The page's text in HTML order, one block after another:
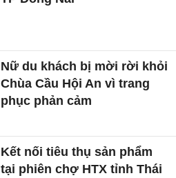
Nữ du khách bị mời rời khỏi
Chùa Cầu Hội An vì trang
phục phản cảm
Kết nối tiêu thụ sản phẩm
tại phiên chợ HTX tỉnh Thái